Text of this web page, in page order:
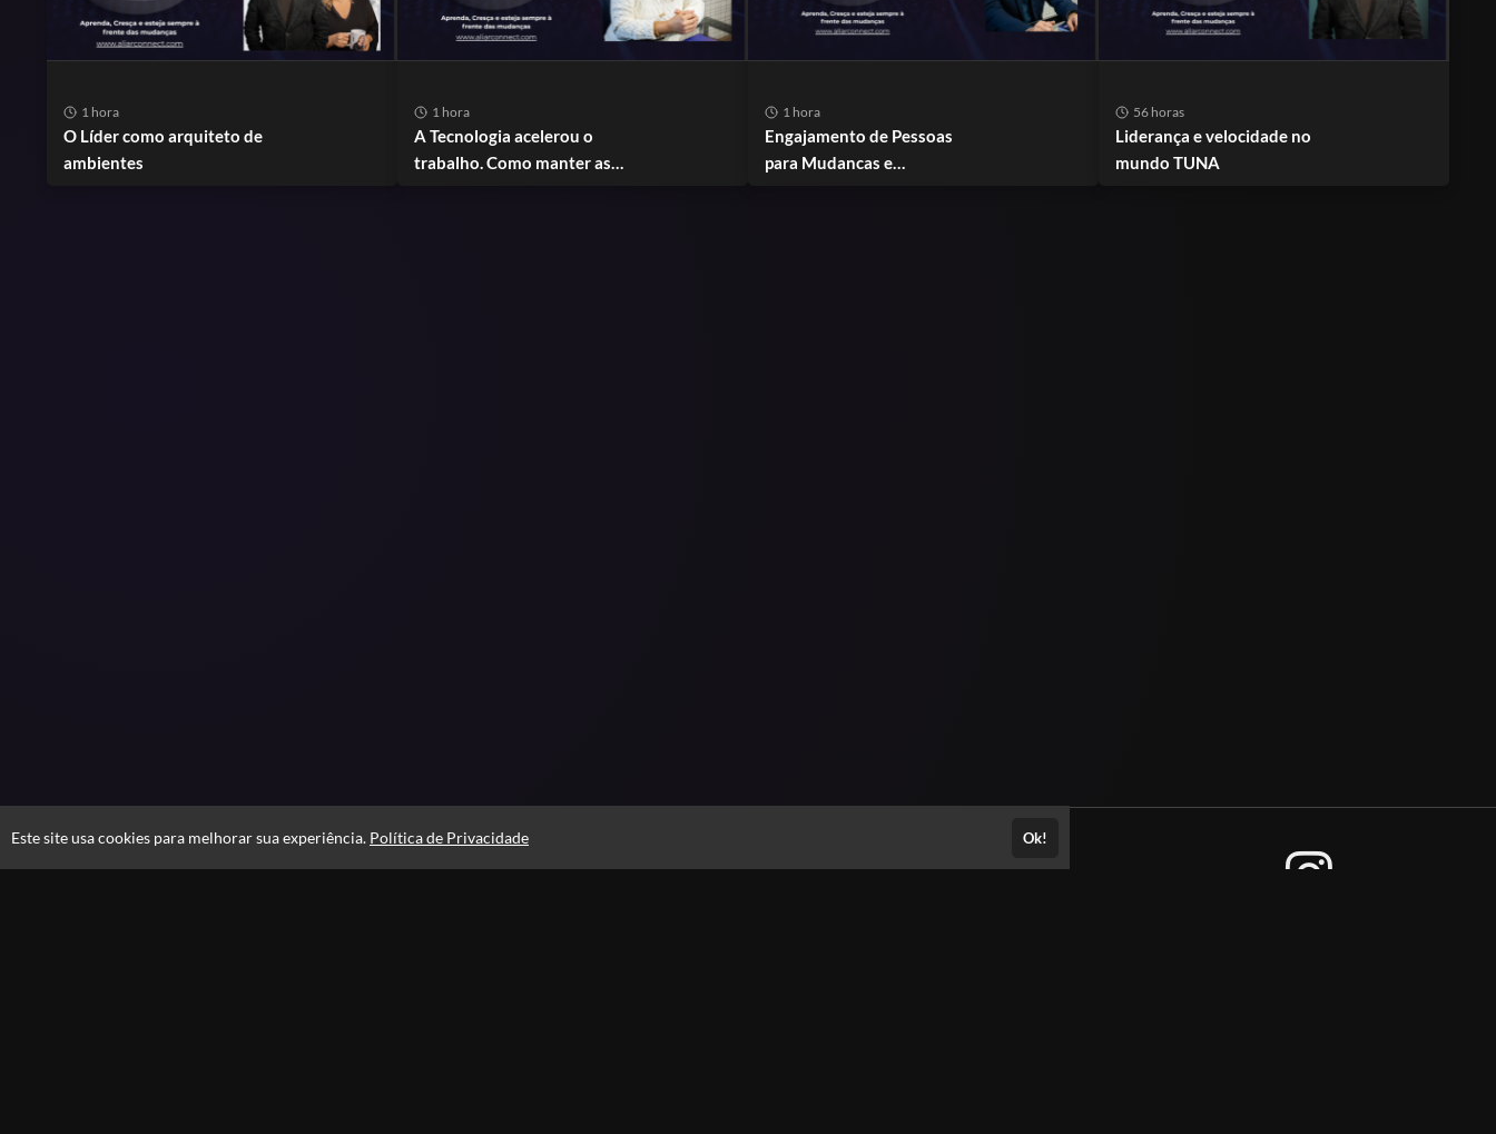
1 hora
O Líder como arquiteto de
ambientes
1 hora
A Tecnologia acelerou o
trabalho. Como manter as
1 hora
Engajamento de Pessoas
para Mudancas e
56 horas
Liderança e velocidade no
mundo TUNA
Este site usa cookies para melhorar sua experiência. Política de Privacidade Ok!